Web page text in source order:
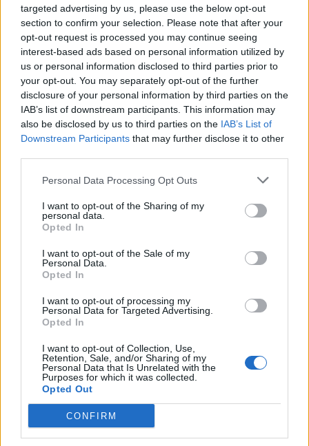
targeted advertising by us, please use the below opt-out
section to confirm your selection. Please note that after your
opt-out request is processed you may continue seeing
interest-based ads based on personal information utilized by
us or personal information disclosed to third parties prior to
your opt-out. You may separately opt-out of the further
disclosure of your personal information by third parties on the
IAB’s list of downstream participants. This information may
also be disclosed by us to third parties on the IAB’s List of
Downstream Participants that may further disclose it to other
Personal Data Processing Opt Outs
I want to opt-out of the Sharing of my
personal data.
Opted In
I want to opt-out of the Sale of my
Personal Data.
Opted In
I want to opt-out of processing my
Personal Data for Targeted Advertising.
Opted In
I want to opt-out of Collection, Use,
Retention, Sale, and/or Sharing of my
Personal Data that Is Unrelated with the
Purposes for which it was collected.
Opted Out
CONFIRM